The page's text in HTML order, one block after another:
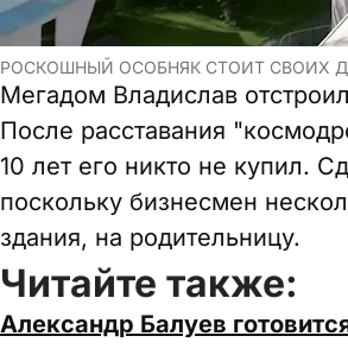
РОСКОШНЫЙ ОСОБНЯК СТОИТ СВОИХ
Мегадом Владислав
После расставания
10 лет его никто не купил.
поскольку бизнесмен
здания, на родительницу.
Читайте также:
Александр Балуев